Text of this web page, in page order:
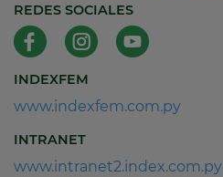
REDES SOCIALES
INDEXFEM
www.indexfem.com.py
INTRANET
www.intranet2.index.com.py